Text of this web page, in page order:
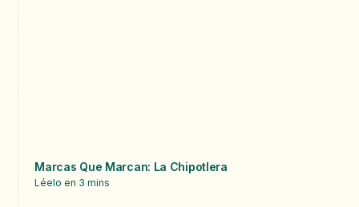
Marcas Que Marcan: La Chipotlera
Léelo en 3 mins